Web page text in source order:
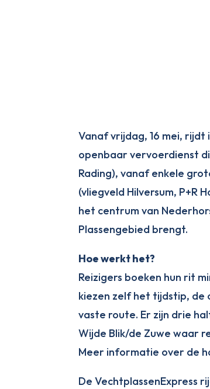
Vanaf vrijdag, 16 mei, rijdt
openbaar vervoerdienst
Rading), vanaf enkele
(vliegveld Hilversum, P+R
het centrum van
Plassengebied brengt.
Hoe werkt het?
Reizigers boeken hun rit
kiezen zelf het tijdstip, de
vaste route. Er zijn drie
Wijde Blik/de Zuwe waar
Meer informatie over de
De VechtplassenExpress